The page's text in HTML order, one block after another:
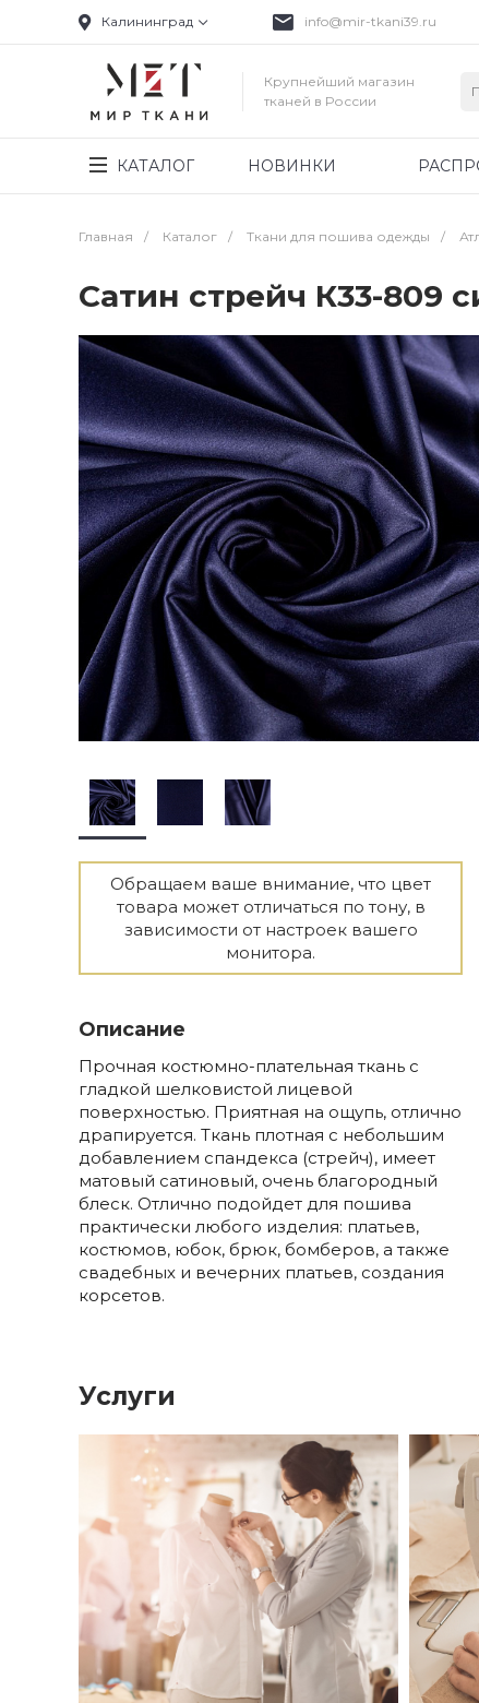
Калининград info@mir-tkani39.ru
Крупнейший магазин
тканей в России
КАТАЛОГ НОВИНКИ
Главная / Каталог / Ткани для пошива одежды /
Сатин стрейч К33-809
Обращаем ваше внимание, что цвет
товара может отличаться по тону, в
зависимости от настроек вашего
монитора.
Описание
Прочная костюмно-плательная ткань с
гладкой шелковистой лицевой
поверхностью. Приятная на ощупь, отлично
драпируется. Ткань плотная с небольшим
добавлением спандекса (стрейч), имеет
матовый сатиновый, очень благородный
блеск. Отлично подойдет для пошива
практически любого изделия: платьев,
костюмов, юбок, брюк, бомберов, а также
свадебных и вечерних платьев, создания
корсетов.
Услуги